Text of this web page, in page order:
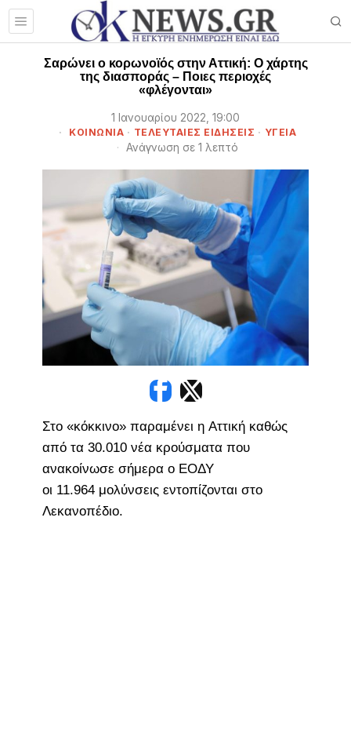
Σαρώνει ο κορωνοϊός στην Αττική: Ο χάρτης
της διασποράς – Ποιες περιοχές
«φλέγονται»
1 Ιανουαρίου 2022, 19:00
ΚΟΙΝΩΝΙΑ · ΤΕΛΕΥΤΑΙΕΣ ΕΙΔΗΣΕΙΣ · ΥΓΕΙΑ
Ανάγνωση σε 1 λεπτό
Στο «κόκκινο» παραμένει η Αττική καθώς
από τα 30.010 νέα κρούσματα που
ανακοίνωσε σήμερα ο ΕΟΔΥ
οι 11.964 μολύνσεις εντοπίζονται στο
Λεκανοπέδιο.